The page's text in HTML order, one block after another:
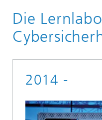
Über Uns
10 Jahre
Die
2014 -